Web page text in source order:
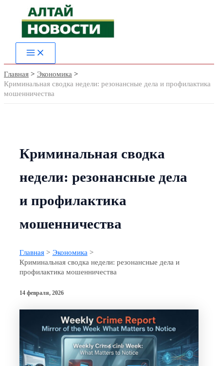
Перейти
содержимому
Main
Menu
Главная
Экономика
Криминальная сводка недели: резонансные дела и профилактика
мошенничества
Криминальная сводка
недели: резонансные дела
и профилактика
мошенничества
Главная
Экономика
Криминальная сводка недели: резонансные дела и
профилактика мошенничества
14 февраля, 2026